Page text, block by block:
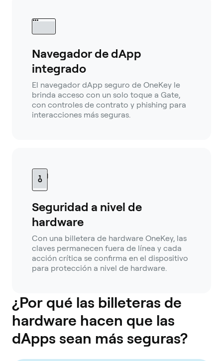
Navegador de dApp
integrado
El navegador dApp seguro de OneKey le
brinda acceso con un solo toque a Gate,
con controles de contrato y phishing para
interacciones más seguras.
Seguridad a nivel de
hardware
Con una billetera de hardware OneKey, las
claves permanecen fuera de línea y cada
acción crítica se confirma en el dispositivo
para protección a nivel de hardware.
¿Por qué las billeteras de
hardware hacen que las
dApps sean más seguras?